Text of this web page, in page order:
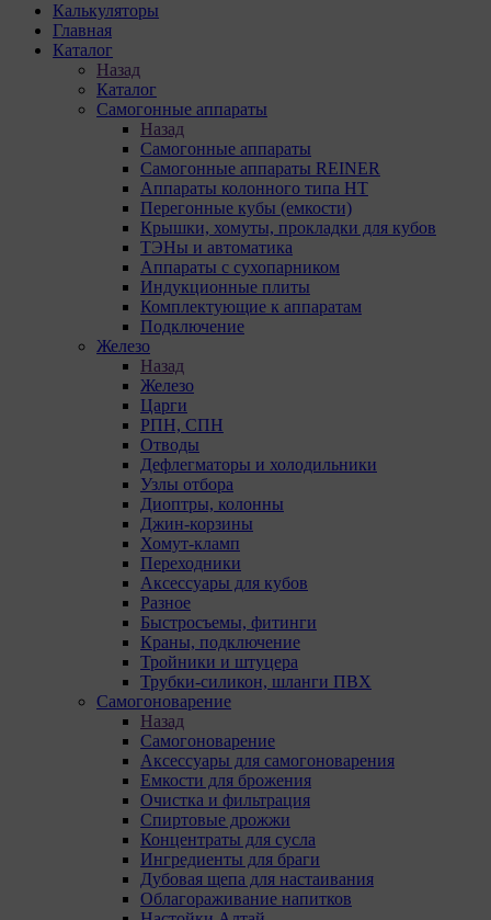
Калькуляторы
Главная
Каталог
Назад
Каталог
Самогонные аппараты
Назад
Самогонные аппараты
Самогонные аппараты REINER
Аппараты колонного типа НТ
Перегонные кубы (емкости)
Крышки, хомуты, прокладки для кубов
ТЭНы и автоматика
Аппараты с сухопарником
Индукционные плиты
Комплектующие к аппаратам
Подключение
Железо
Назад
Железо
Царги
РПН, СПН
Отводы
Дефлегматоры и холодильники
Узлы отбора
Диоптры, колонны
Джин-корзины
Хомут-кламп
Переходники
Аксессуары для кубов
Разное
Быстросъемы, фитинги
Краны, подключение
Тройники и штуцера
Трубки-силикон, шланги ПВХ
Самогоноварение
Назад
Самогоноварение
Аксессуары для самогоноварения
Емкости для брожения
Очистка и фильтрация
Спиртовые дрожжи
Концентраты для сусла
Ингредиенты для браги
Дубовая щепа для настаивания
Облагораживание напитков